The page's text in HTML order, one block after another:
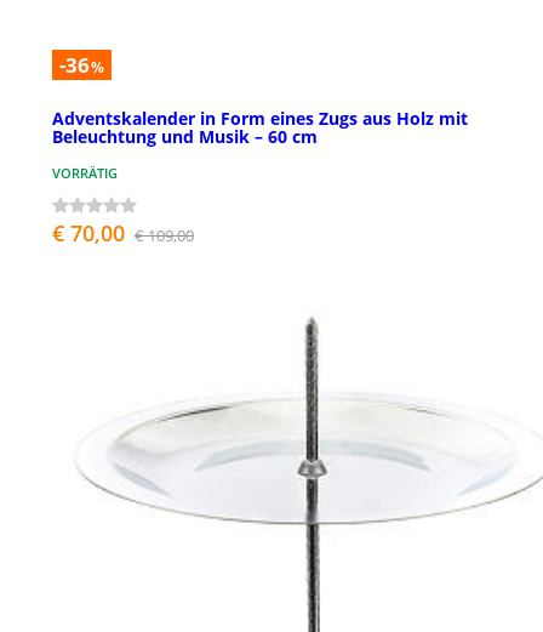
-36%
Adventskalender in Form eines Zugs aus Holz mit
Beleuchtung und Musik – 60 cm
VORRÄTIG
€ 70,00 € 109,00